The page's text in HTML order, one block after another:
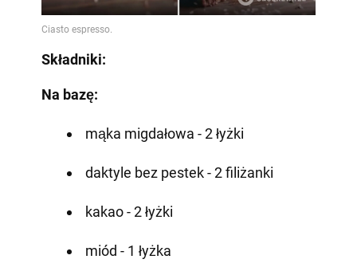
Składniki:
Na bazę:
mąka migdałowa - 2 łyżki
daktyle bez pestek - 2 filiżanki
kakao - 2 łyżki
miód - 1 łyżka